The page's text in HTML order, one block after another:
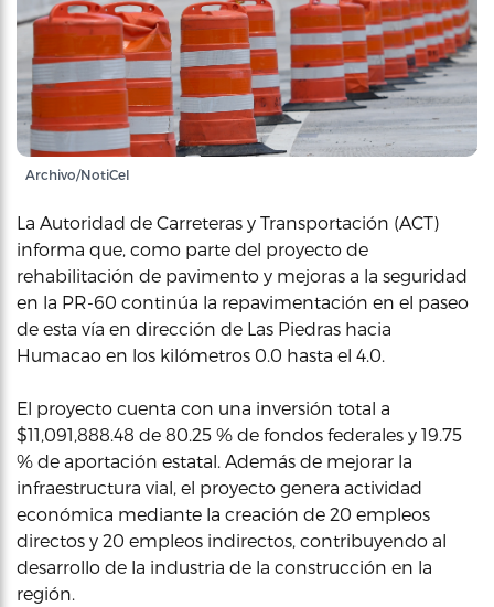
Archivo/NotiCel
La Autoridad de Carreteras y Transportación (ACT)
informa que, como parte del proyecto de
rehabilitación de pavimento y mejoras a la seguridad
en la PR-60 continúa la repavimentación en el paseo
de esta vía en dirección de Las Piedras hacia
Humacao en los kilómetros 0.0 hasta el 4.0.
El proyecto cuenta con una inversión total a
$11,091,888.48 de 80.25 % de fondos federales y 19.75
% de aportación estatal. Además de mejorar la
infraestructura vial, el proyecto genera actividad
económica mediante la creación de 20 empleos
directos y 20 empleos indirectos, contribuyendo al
desarrollo de la industria de la construcción en la
región.